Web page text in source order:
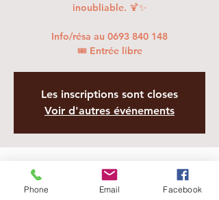
inoubliable. 🍹✨
Info/résa au 0693 840 148
🎟 Entrée libre
Les inscriptions sont closes
Voir d'autres événements
Heure et lieu
18 juin 2025, 19:00 – 23:00
Phone Email Facebook